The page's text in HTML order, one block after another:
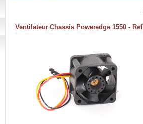
Ventilateur Chassis Poweredge 1550 - Ref